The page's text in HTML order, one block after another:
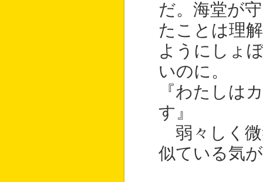
だ。海堂が
たことは理
ようにしょ
いのに。
『わたしは
す』
弱々しく微
似ている気